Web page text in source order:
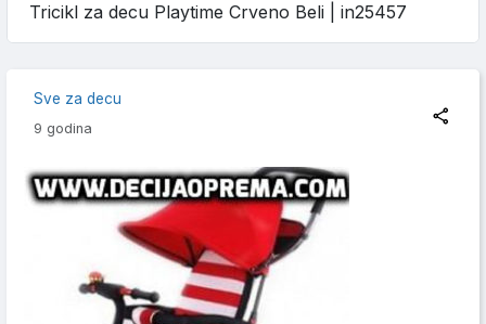
Tricikl za decu Playtime Crveno Beli | in25457
Sve za decu
9 godina